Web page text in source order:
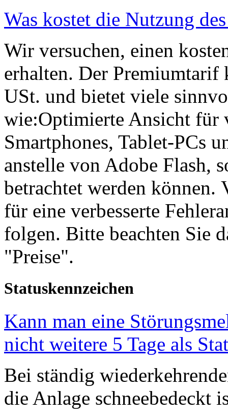
Was kostet die Nutzung
Wir versuchen, einen
erhalten. Der
USt. und bietet viele
wie:Optimierte Ansicht für
Smartphones, Tablet-PCs
anstelle von Adobe Flash,
betrachtet werden können.
für eine verbesserte
folgen. Bitte beachten Sie
"Preise".
Statuskennzeichen
Kann man eine
nicht weitere 5 Tage als
Bei ständig
die Anlage schneebedeckt